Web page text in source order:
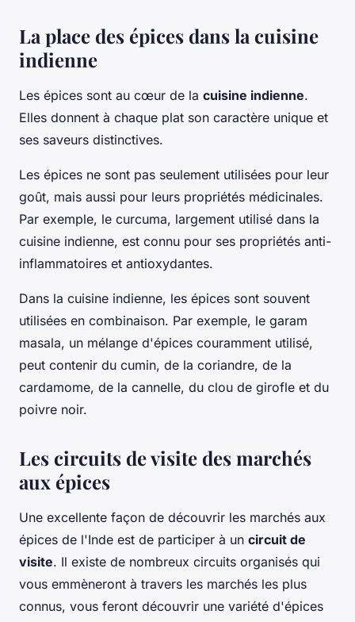
La place des épices dans la cuisine
indienne
Les épices sont au cœur de la cuisine indienne.
Elles donnent à chaque plat son caractère unique et
ses saveurs distinctives.
Les épices ne sont pas seulement utilisées pour leur
goût, mais aussi pour leurs propriétés médicinales.
Par exemple, le curcuma, largement utilisé dans la
cuisine indienne, est connu pour ses propriétés anti-
inflammatoires et antioxydantes.
Dans la cuisine indienne, les épices sont souvent
utilisées en combinaison. Par exemple, le garam
masala, un mélange d'épices couramment utilisé,
peut contenir du cumin, de la coriandre, de la
cardamome, de la cannelle, du clou de girofle et du
poivre noir.
Les circuits de visite des marchés
aux épices
Une excellente façon de découvrir les marchés aux
épices de l'Inde est de participer à un circuit de
visite. Il existe de nombreux circuits organisés qui
vous emmèneront à travers les marchés les plus
connus, vous feront découvrir une variété d'épices